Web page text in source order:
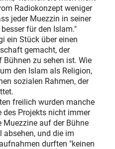
Radiokonzept weniger
jeder Muezzin in seiner
für den Islam."
ein Stück über einen
gemacht, der
zu sehen ist. Wie
den Islam als Religion,
sozialen Rahmen, der
freilich wurden manche
des Projekts nicht immer
auf der Bühne
und die im
durften "keinen